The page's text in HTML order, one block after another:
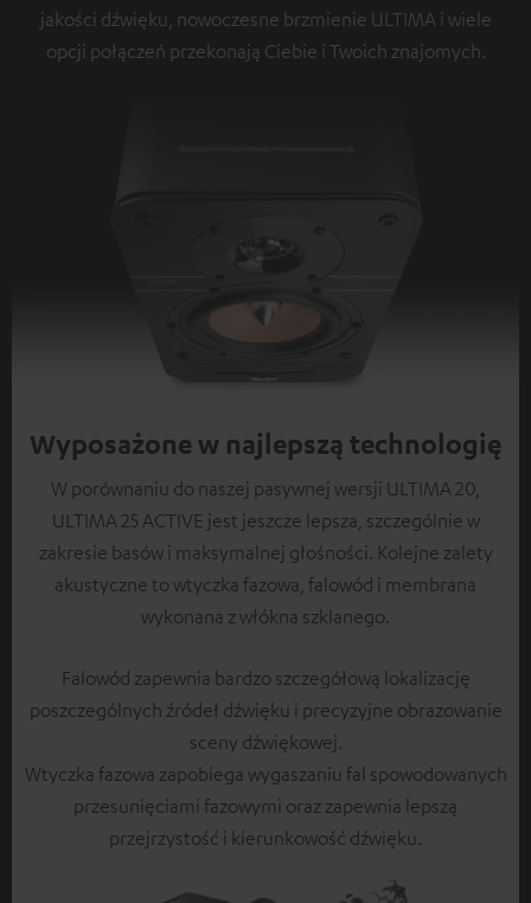
jakości dźwięku, nowoczesne brzmienie ULTIMA i wiele
opcji połączeń przekonają Ciebie i Twoich znajomych.
Wyposażone w najlepszą technologię
W porównaniu do naszej pasywnej wersji ULTIMA 20,
ULTIMA 25 ACTIVE jest jeszcze lepsza, szczególnie w
zakresie basów i maksymalnej głośności. Kolejne zalety
akustyczne to wtyczka fazowa, falowód i membrana
wykonana z włókna szklanego.
Falowód zapewnia bardzo szczegółową lokalizację
poszczególnych źródeł dźwięku i precyzyjne obrazowanie
sceny dźwiękowej.
Wtyczka fazowa zapobiega wygaszaniu fal spowodowanych
przesunięciami fazowymi oraz zapewnia lepszą
przejrzystość i kierunkowość dźwięku.